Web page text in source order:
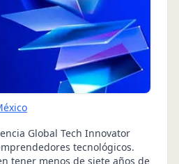
Global Tech Innovator
tecnológicos.
tener menos de siete años de